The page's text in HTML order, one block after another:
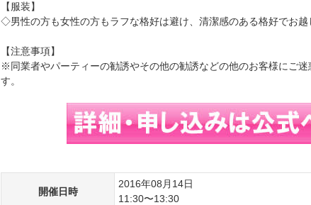
【服装】
◇男性の方も女性の方もラフな格好は避け、清潔感のある格好でお越
【注意事項】
※同業者やパーティーの勧誘やその他の勧誘などの他のお客様にご迷
す。
開催日時
2016年08月14日
11:30〜13:30